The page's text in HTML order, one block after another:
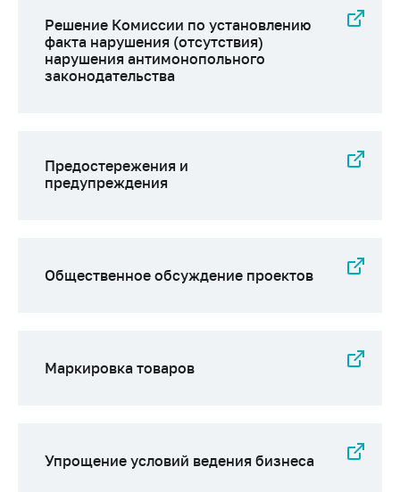
Решение Комиссии по установлению
факта нарушения (отсутствия)
нарушения антимонопольного
законодательства
Предостережения и
предупреждения
Общественное обсуждение проектов
Маркировка товаров
Упрощение условий ведения бизнеса